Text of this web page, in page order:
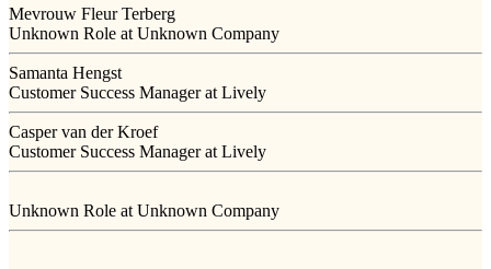
Mevrouw Fleur Terberg
Unknown Role at Unknown Company
Samanta Hengst
Customer Success Manager at Lively
Casper van der Kroef
Customer Success Manager at Lively
Unknown Role at Unknown Company